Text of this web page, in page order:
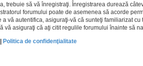
trebuie să vă înregistraţi. Înregistrarea durează
forumului poate de asemenea să acorde
a vă autentifica, asiguraţi-vă că sunteţi familiarizat
vă asiguraţi că aţi citit regulile forumului înainte să
| Politica de confidenţialitate